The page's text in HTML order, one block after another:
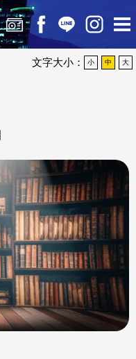
文字大小： 小 中 大